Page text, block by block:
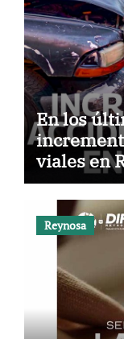
En los
viales en
Reynosa